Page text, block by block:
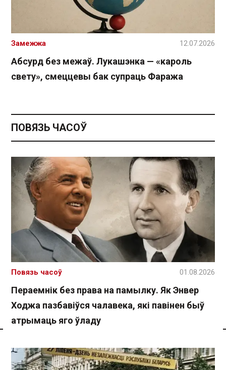
Абсурд без межаў. Лукашэнка — «кароль
свету», смеццевы бак супраць Фаража
Замежжа 12.07.2026
ПОВЯЗЬ ЧАСОЎ
Пераемнік без права на памылку. Як Энвер
Ходжа пазбавіўся чалавека, які павінен быў
атрымаць яго ўладу
Повязь часоў 01.08.2026